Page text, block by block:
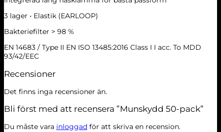
3 lager • Elastik (EARLOOP)
Bakteriefilter > 98 %
EN 14683 / Type II EN ISO 13485:2016 Class I I acc. To MDD
93/42/EEC
Recensioner
Det finns inga recensioner än.
Bli först med att recensera ”Munskydd 50-pack”
Du måste vara inloggad för att skriva en recension.